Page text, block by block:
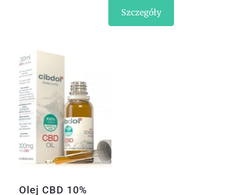
Szczegóły
Olej CBD 10%